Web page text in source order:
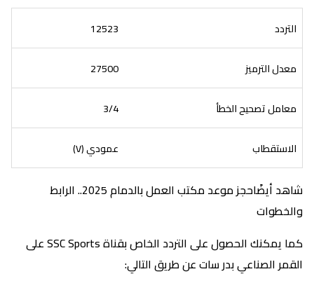
التردد 12523
معدل الترميز 27500
معامل تصحيح الخطأ 3/4
الاستقطاب عمودي (V)
شاهد أيضًاحجز موعد مكتب العمل بالدمام 2025.. الرابط
والخطوات
كما يمكنك الحصول على التردد الخاص بقناة SSC Sports على
القمر الصناعي بدر سات عن طريق التالي: